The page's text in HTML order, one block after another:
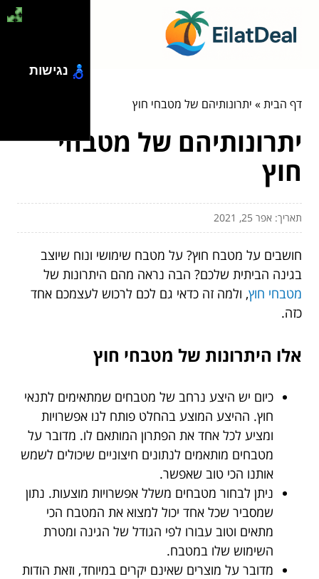
דף הבית» יתרונותיהם של מטבחי חוץ
יתרונותיהם של מטבחי
חוץ
תאריך: אפר 25, 2021
חושבים על מטבח חוץ? על מטבח שימושי ונוח שיוצב
בגינה הביתית שלכם? הבה נראה מהם היתרונות של
מטבחי חוץ, ולמה זה כדאי גם לכם לרכוש לעצמכם אחד
כזה.
אלו היתרונות של מטבחי חוץ
כיום יש היצע נרחב של מטבחים שמתאימים לתנאי
חוץ. ההיצע המוצע בהחלט פותח לנו אפשרויות
ומציע לכל אחד את הפתרון המותאם לו. מדובר על
מטבחים מותאמים לנתונים חיצוניים שיכולים לשמש
אותנו הכי טוב שאפשר.
ניתן לבחור מטבחים משלל אפשרויות מוצעות. נתון
שמסביר שכל אחד יכול למצוא את המטבח הכי
מתאים וטוב עבורו לפי הגודל של הגינה ומטרת
השימוש שלו במטבח.
מדובר על מוצרים שאינם יקרים במיוחד, וזאת הודות
נגישות